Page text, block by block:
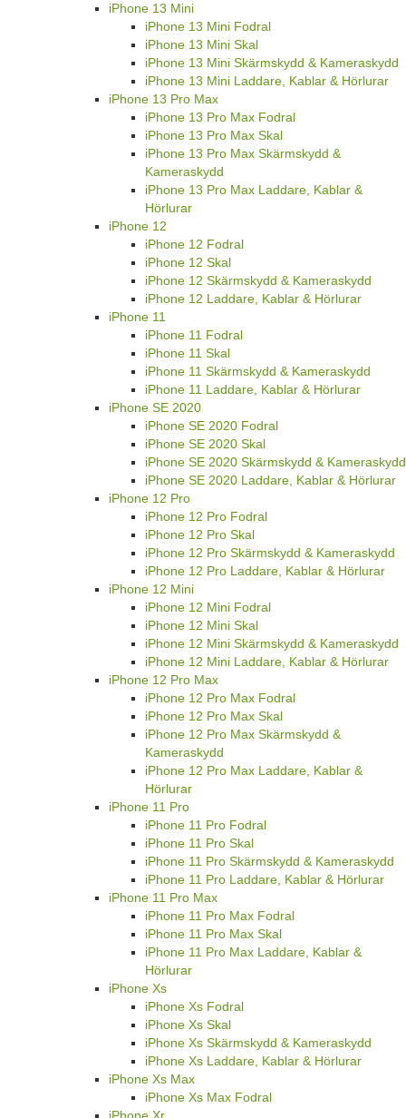
iPhone 13 Mini
iPhone 13 Mini Fodral
iPhone 13 Mini Skal
iPhone 13 Mini Skärmskydd & Kameraskydd
iPhone 13 Mini Laddare, Kablar & Hörlurar
iPhone 13 Pro Max
iPhone 13 Pro Max Fodral
iPhone 13 Pro Max Skal
iPhone 13 Pro Max Skärmskydd &
Kameraskydd
iPhone 13 Pro Max Laddare, Kablar &
Hörlurar
iPhone 12
iPhone 12 Fodral
iPhone 12 Skal
iPhone 12 Skärmskydd & Kameraskydd
iPhone 12 Laddare, Kablar & Hörlurar
iPhone 11
iPhone 11 Fodral
iPhone 11 Skal
iPhone 11 Skärmskydd & Kameraskydd
iPhone 11 Laddare, Kablar & Hörlurar
iPhone SE 2020
iPhone SE 2020 Fodral
iPhone SE 2020 Skal
iPhone SE 2020 Skärmskydd & Kameraskydd
iPhone SE 2020 Laddare, Kablar & Hörlurar
iPhone 12 Pro
iPhone 12 Pro Fodral
iPhone 12 Pro Skal
iPhone 12 Pro Skärmskydd & Kameraskydd
iPhone 12 Pro Laddare, Kablar & Hörlurar
iPhone 12 Mini
iPhone 12 Mini Fodral
iPhone 12 Mini Skal
iPhone 12 Mini Skärmskydd & Kameraskydd
iPhone 12 Mini Laddare, Kablar & Hörlurar
iPhone 12 Pro Max
iPhone 12 Pro Max Fodral
iPhone 12 Pro Max Skal
iPhone 12 Pro Max Skärmskydd &
Kameraskydd
iPhone 12 Pro Max Laddare, Kablar &
Hörlurar
iPhone 11 Pro
iPhone 11 Pro Fodral
iPhone 11 Pro Skal
iPhone 11 Pro Skärmskydd & Kameraskydd
iPhone 11 Pro Laddare, Kablar & Hörlurar
iPhone 11 Pro Max
iPhone 11 Pro Max Fodral
iPhone 11 Pro Max Skal
iPhone 11 Pro Max Laddare, Kablar &
Hörlurar
iPhone Xs
iPhone Xs Fodral
iPhone Xs Skal
iPhone Xs Skärmskydd & Kameraskydd
iPhone Xs Laddare, Kablar & Hörlurar
iPhone Xs Max
iPhone Xs Max Fodral